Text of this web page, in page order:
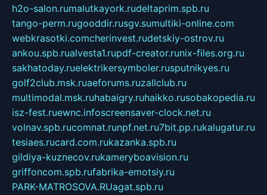
h2o-salon.rumalutkayork.rudeltaprim.spb.ru
tango-perm.rugooddir.rusgv.sumultiki-online.com
webkrasotki.comcherinvest.rudetskiy-ostrov.ru
ankou.spb.rualvesta1.rupdf-creator.runix-files.org.ru
sakhatoday.ruelektrikersymboler.rusputnikyes.ru
golf2club.msk.ruaeforums.ruzallclub.ru
multimodal.msk.ruhabaigry.ruhaikko.rusobakopedia.ru
isz-fest.ruewnc.infoscreensaver-clock.net.ru
volnav.spb.rucomnat.runpf.net.ru7bit.pp.rukalugatur.ru
tesiaes.rucard.com.rukazanka.spb.ru
gildiya-kuznecov.rukameryboavision.ru
griffoncom.spb.rufabrika-emotsiy.ru
PARK-MATROSOVA.RUagat.spb.ru